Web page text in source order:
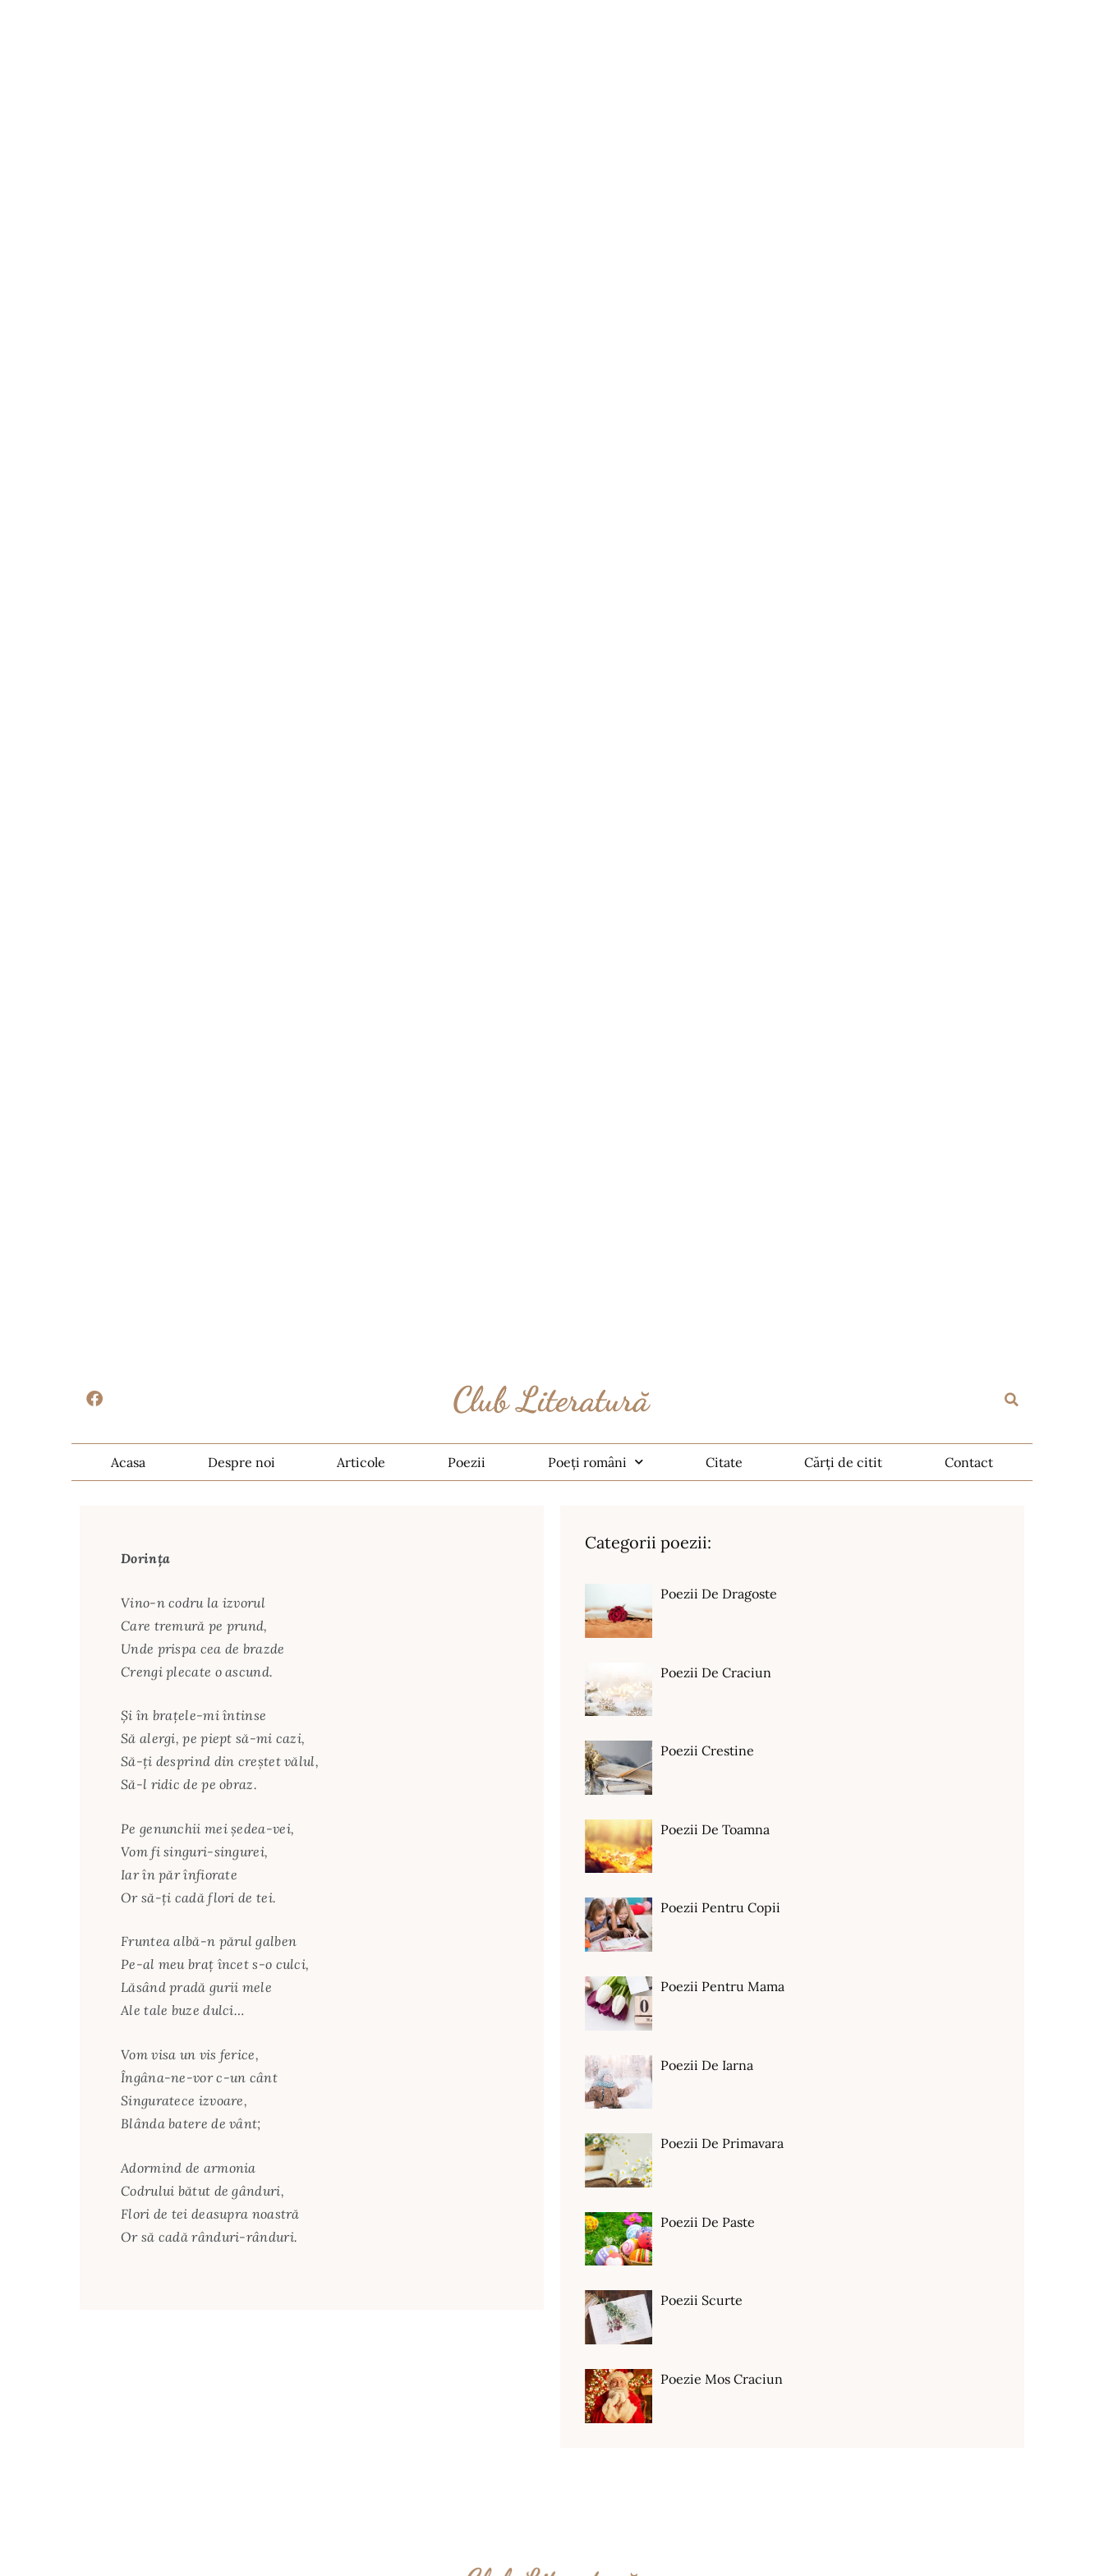
Acasa Despre noi Articole Poezii Poeți români Citate Cărți de citit Contact
Dorința
Vino-n codru la izvorul
Care tremură pe prund,
Unde prispa cea de brazde
Crengi plecate o ascund.
Şi în braţele-mi întinse
Să alergi, pe piept să-mi cazi,
Să-ţi desprind din creştet vălul,
Să-l ridic de pe obraz.
Pe genunchii mei şedea-vei,
Vom fi singuri-singurei,
Iar în păr înfiorate
Or să-ţi cadă flori de tei.
Fruntea albă-n părul galben
Pe-al meu braţ încet s-o culci,
Lăsând pradă gurii mele
Ale tale buze dulci…
Vom visa un vis ferice,
Îngâna-ne-vor c-un cânt
Singuratece izvoare,
Blânda batere de vânt;
Adormind de armonia
Codrului bătut de gânduri,
Flori de tei deasupra noastră
Or să cadă rânduri-rânduri.
Categorii poezii:
Poezii De Dragoste
Poezii De Craciun
Poezii Crestine
Poezii De Toamna
Poezii Pentru Copii
Poezii Pentru Mama
Poezii De Iarna
Poezii De Primavara
Poezii De Paste
Poezii Scurte
Poezie Mos Craciun